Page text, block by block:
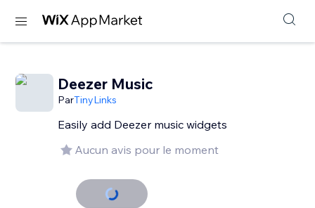
Deezer Music
ParTinyLinks
Easily add Deezer music widgets
Aucun avis pour le moment